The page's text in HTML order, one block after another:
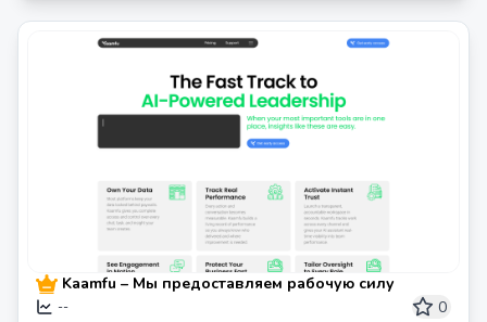
Kaamfu – Мы предоставляем рабочую силу
-- 0